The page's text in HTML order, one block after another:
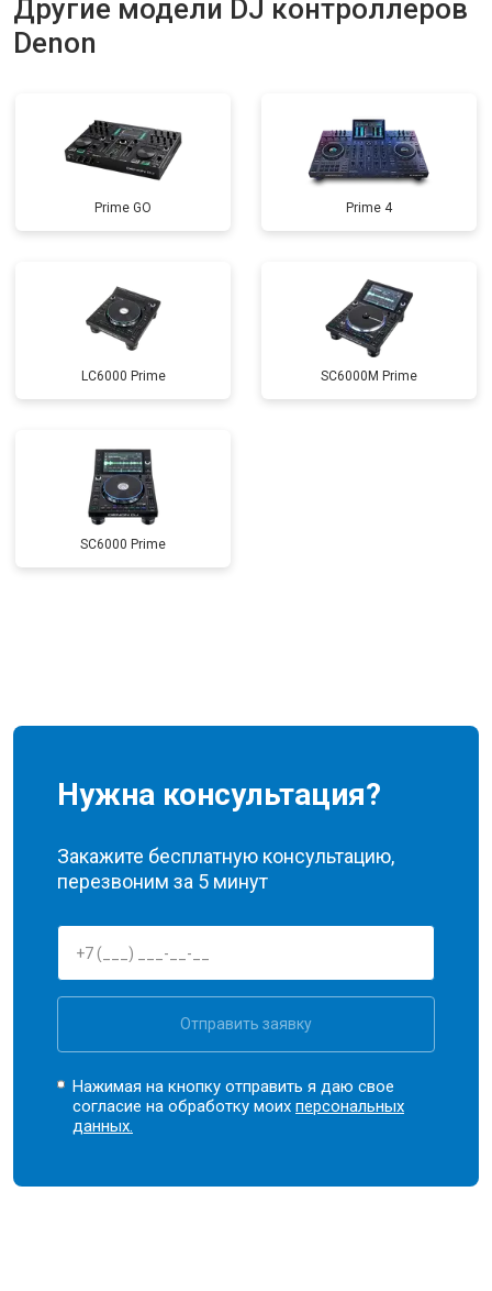
Другие модели DJ контроллеров
Denon
Prime GO Prime 4
LC6000 Prime SC6000M Prime
SC6000 Prime
Нужна консультация?
Закажите бесплатную консультацию,
перезвоним за 5 минут
Отправить заявку
Нажимая на кнопку отправить я даю свое
согласие на обработку моихперсональных
данных.